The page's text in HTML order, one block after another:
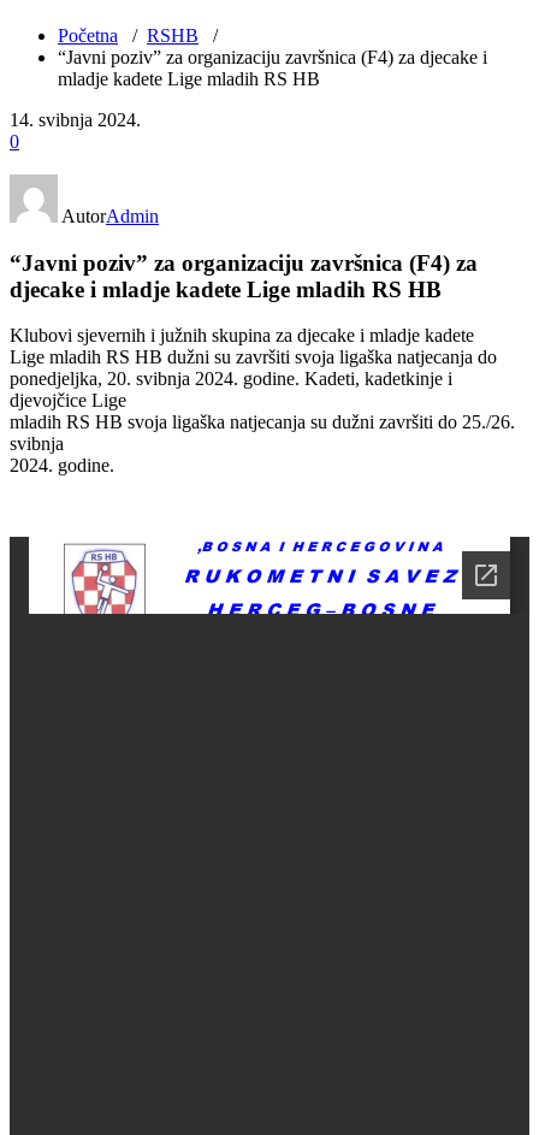
Početna / RSHB /
“Javni poziv” za organizaciju završnica (F4) za djecake i
mladje kadete Lige mladih RS HB
14. svibnja 2024.
0
AutorAdmin
“Javni poziv” za organizaciju završnica (F4) za
djecake i mladje kadete Lige mladih RS HB
Klubovi sjevernih i južnih skupina za djecake i mladje kadete
Lige mladih RS HB dužni su završiti svoja ligaška natjecanja do
ponedjeljka, 20. svibnja 2024. godine. Kadeti, kadetkinje i
djevojčice Lige
mladih RS HB svoja ligaška natjecanja su dužni završiti do 25./26.
svibnja
2024. godine.